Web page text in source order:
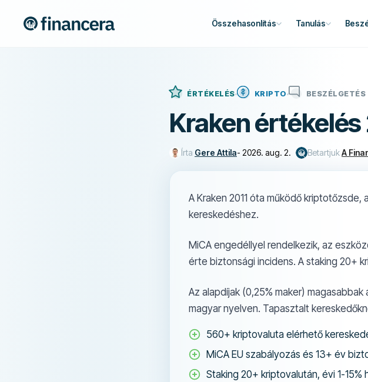
Összehasonlítás Tanulás
ÉRTÉKELÉS KRIPTO BESZÉLGETÉS
Kraken
Írta Gere Attila- 2026. aug. 2. BetartjukA
A Kraken 2011 óta működő
kereskedéshez.
MiCA engedéllyel rendelkezik, az
érte biztonsági incidens. A staking 20+
Az alapdíjak (0,25% maker)
magyar nyelven. Tapasztalt
560+ kriptovaluta elérhető
MiCA EU szabályozás és 13+ év
Staking 20+ kriptovalután, évi 1-15%